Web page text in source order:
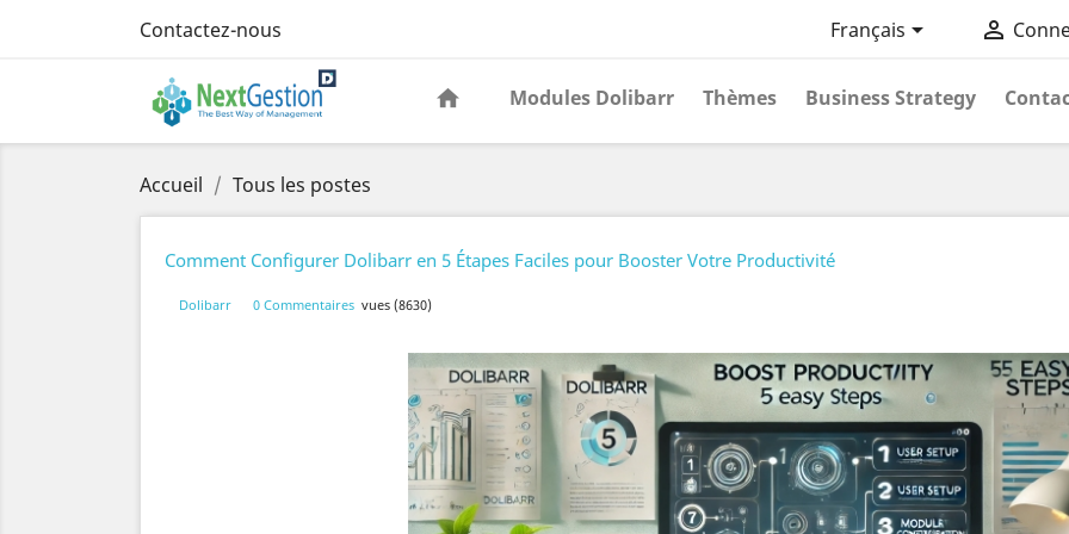
Contactez-nous Français 
Modules Dolibarr Thèmes Business Strategy
Accueil Tous les postes
Comment Configurer Dolibarr en 5 Étapes Faciles pour Booster Votre Productivité
Dolibarr 0 Commentaires vues (8630)